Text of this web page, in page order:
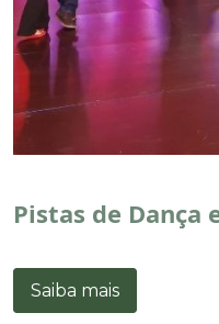
Pistas de Dança
Saiba mais